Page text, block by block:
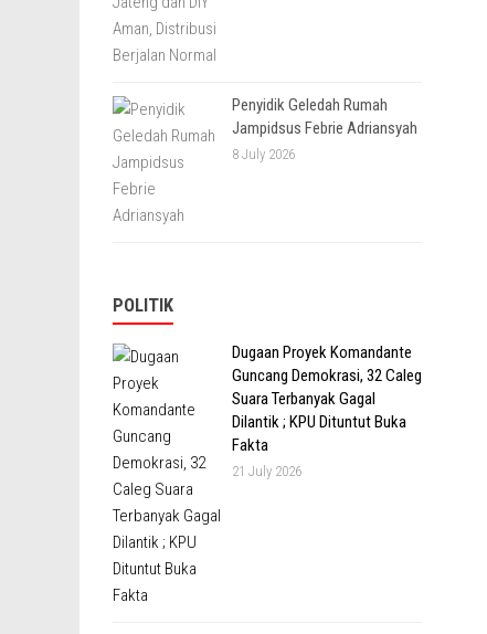
Penyidik Geledah Rumah
Jampidsus Febrie Adriansyah
8 July 2026
POLITIK
Dugaan Proyek Komandante
Guncang Demokrasi, 32 Caleg
Suara Terbanyak Gagal
Dilantik ; KPU Dituntut Buka
Fakta
21 July 2026